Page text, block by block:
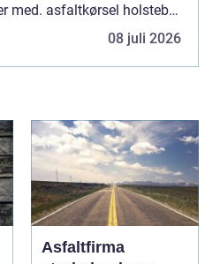
med. asfaltkørsel holstebro
flytte asfalt fra A til B.08 juli 2026
Asfaltfirma